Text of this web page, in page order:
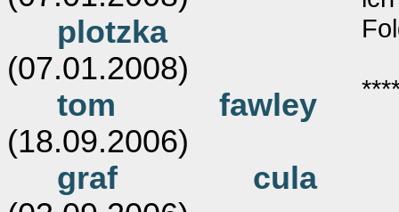
plotzka
(07.01.2008)
tom fawley
(18.09.2006)
graf cula